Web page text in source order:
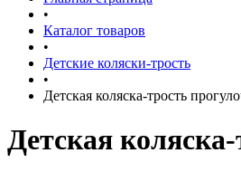
•
Каталог товаров
•
Детские коляски-трость
•
Детская коляска-трость
Детская